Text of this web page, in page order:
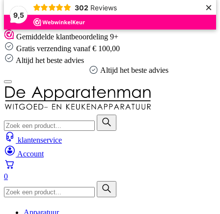
9,5
302 Reviews ×
Skip
to
content
Gemiddelde klantbeoordeling 9+
Gratis verzending vanaf € 100,00
Altijd het beste advies
klantenservice
Account
0
Apparatuur